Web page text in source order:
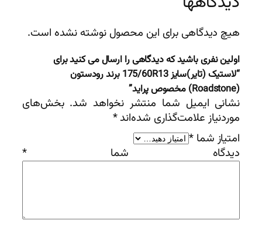
هیچ دیدگاهی برای این محصول نوشته نشده است.
اولین نفری باشید که دیدگاهی را ارسال می کنید برای
“لاستیک (تایر)سایز 175/60R13 برند رودستون
(Roadstone) مخصوص پراید”
نشانی ایمیل شما منتشر نخواهد شد. بخش‌های
موردنیاز علامت‌گذاری شده‌اند*
امتیاز شما *
دیدگاه شما*